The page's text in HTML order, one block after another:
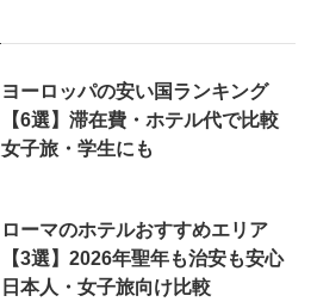
ヨーロッパの安い国ランキング
【6選】滞在費・ホテル代で比較
女子旅・学生にも
ローマのホテルおすすめエリア
【3選】2026年聖年も治安も安心
日本人・女子旅向け比較